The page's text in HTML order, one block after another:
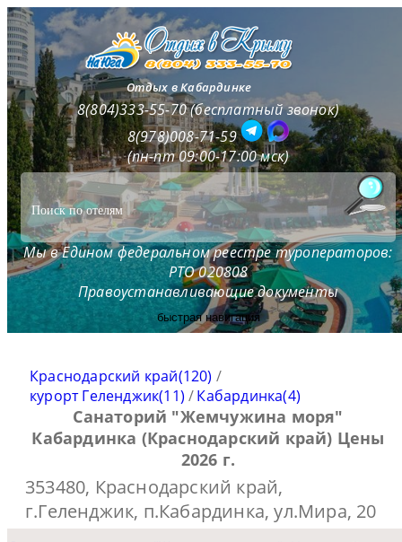
Отдых в Кабардинке
8(804)333-55-70 (бесплатный звонок)
8(978)008-71-59
(пн-пт 09:00-17:00 мск)
Мы в Едином федеральном реестре туроператоров:
РТО 020808
Правоустанавливающие документы
быстрая навигация
Краснодарский край(120) /
курорт Геленджик(11) /Кабардинка(4)
Санаторий "Жемчужина моря"
Кабардинка (Краснодарский край) Цены
2026 г.
353480, Краснодарский край,
г.Геленджик, п.Кабардинка, ул.Мира, 20